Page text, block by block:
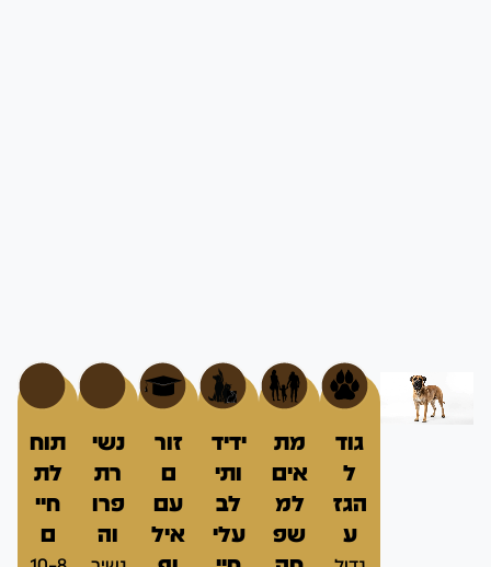
גוד
ל
הגז
ע
מת
אים
למ
שפ
ידיד
ותי
לב
עלי
זור
ם
עם
איל
נשי
רת
פרו
וה
תוח
לת
חיי
ם